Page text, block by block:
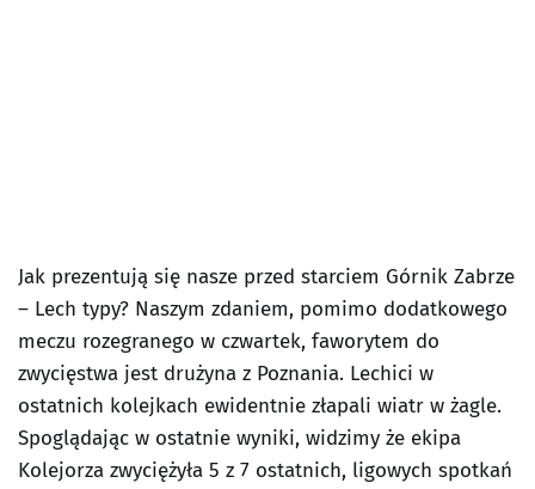
Jak prezentują się nasze przed starciem Górnik Zabrze
– Lech typy? Naszym zdaniem, pomimo dodatkowego
meczu rozegranego w czwartek, faworytem do
zwycięstwa jest drużyna z Poznania. Lechici w
ostatnich kolejkach ewidentnie złapali wiatr w żagle.
Spoglądając w ostatnie wyniki, widzimy że ekipa
Kolejorza zwyciężyła 5 z 7 ostatnich, ligowych spotkań